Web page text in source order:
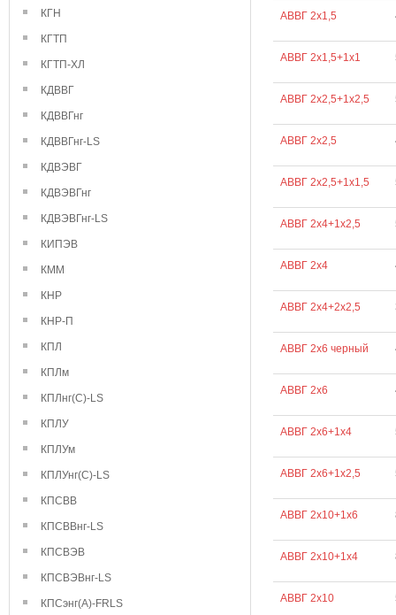
КГН
КГТП
КГТП-ХЛ
КДВВГ
КДВВГнг
КДВВГнг-LS
КДВЭВГ
КДВЭВГнг
КДВЭВГнг-LS
КИПЭВ
КММ
КНР
КНР-П
КПЛ
КПЛм
КПЛнг(С)-LS
КПЛУ
КПЛУм
КПЛУнг(С)-LS
КПСВВ
КПСВВнг-LS
КПСВЭВ
КПСВЭВнг-LS
КПСэнг(А)-FRLS
АВВГ 2х1,5
АВВГ 2х1,5+1х1
АВВГ 2х2,5+1х2,5
АВВГ 2х2,5
АВВГ 2х2,5+1х1,5
АВВГ 2х4+1х2,5
АВВГ 2х4
АВВГ 2х4+2х2,5
АВВГ 2х6 черный
АВВГ 2х6
АВВГ 2х6+1х4
АВВГ 2х6+1х2,5
АВВГ 2х10+1х6
АВВГ 2х10+1х4
АВВГ 2х10